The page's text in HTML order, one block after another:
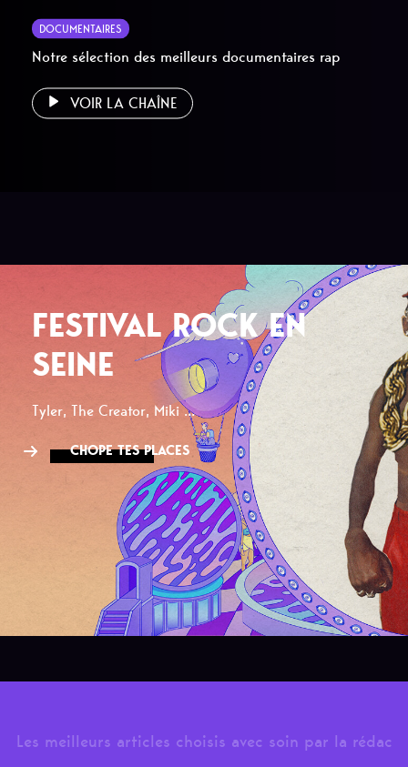
DOCUMENTAIRES
Notre sélection des meilleurs documentaires rap
VOIR LA CHAÎNE
FESTIVAL ROCK EN
SEINE
Tyler, The Creator, Miki ...
CHOPE TES PLACES
Les meilleurs articles choisis avec soin par la rédac